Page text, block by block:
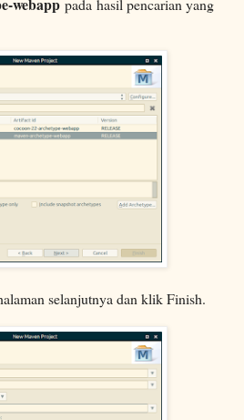
pada hasil pencarian yang
selanjutnya dan klik Finish.